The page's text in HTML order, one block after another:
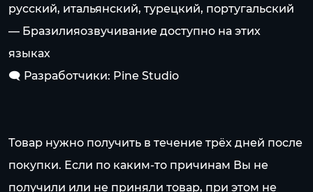
русский, итальянский, турецкий, португальский
— Бразилияозвучивание доступно на этих
языках
🗨️ Разработчики: Pine Studio
Товар нужно получить в течение трёх дней после
покупки. Если по каким-то причинам Вы не
получили или не приняли товар, при этом не